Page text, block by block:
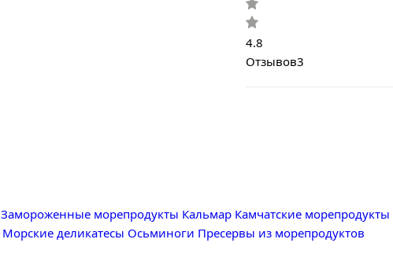
4.8
Отзывов3
Замороженные морепродукты Кальмар Камчатские морепродукты
Морские деликатесы Осьминоги Пресервы из морепродуктов